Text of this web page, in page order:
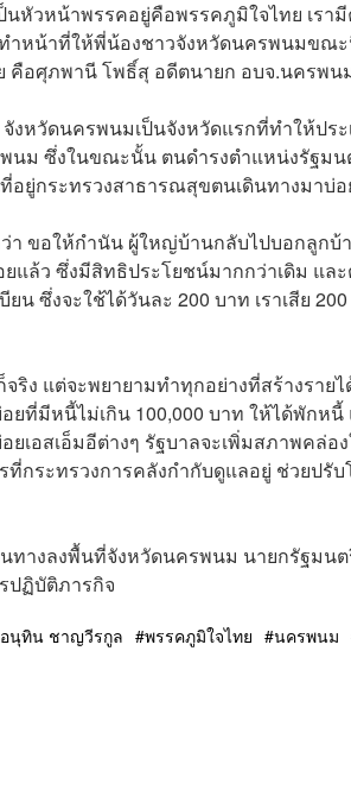
หัวหน้าพรรคอยู่คือพรรคภูมิใจไทย เรา
ำหน้าที่ให้พี่น้องชาวจังหวัดนครพนมขณ
อศุภพานี โพธิ์สุ อดีตนายก อบจ.นครพน
งหวัดนครพนมเป็นจังหวัดแรกที่ทำให้ปร
นม ซึ่งในขณะนั้น ตนดำรงตำแหน่งรัฐม
อยู่กระทรวงสาธารณสุขตนเดินทางมาบ่อ
า ขอให้กำนัน ผู้ใหญ่บ้านกลับไปบอกลูก
ยแล้ว ซึ่งมีสิทธิประโยชน์มากกว่าเดิม แ
น ซึ่งจะใช้ได้วันละ 200 บาท เราเสีย
จริง แต่จะพยายามทำทุกอย่างที่สร้างรา
ยที่มีหนี้ไม่เกิน 100,000 บาท ให้ได้พักห
ยเอสเอ็มอีต่างๆ รัฐบาลจะเพิ่มสภาพคล่
กระทรวงการคลังกำกับดูแลอยู่ ช่วยปรั
นทางลงพื้นที่จังหวัดนครพนม นายกรัฐมน
ปฏิบัติภารกิจ
อนุทิน ชาญวีรกูล พรรคภูมิใจไทย นครพนม